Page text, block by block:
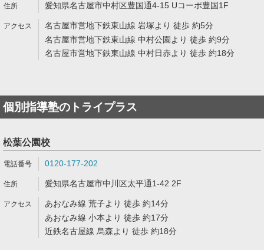
愛知県名古屋市中村区豊国通4-15 Uコーポ豊国1F
名古屋市営地下鉄東山線 岩塚より 徒歩 約5分
名古屋市営地下鉄東山線 中村公園より 徒歩 約9分
名古屋市営地下鉄東山線 中村日赤より 徒歩 約18分
個別指導塾のトライプラス
松葉公園校
0120-177-202
愛知県名古屋市中川区太平通1-42 2F
あおなみ線 荒子より 徒歩 約14分
あおなみ線 小本より 徒歩 約17分
近鉄名古屋線 烏森より 徒歩 約18分